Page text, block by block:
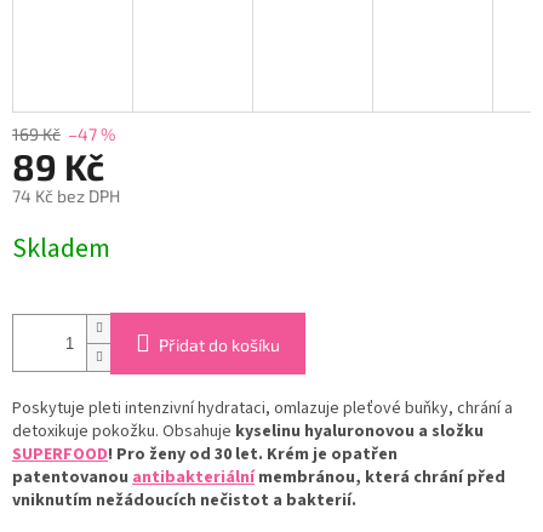
169 Kč –47 %
89 Kč
74 Kč bez DPH
cena:
Skladem
Přidat do košíku
Poskytuje pleti intenzivní hydrataci, omlazuje pleťové buňky, chrání a
detoxikuje pokožku. Obsahuje kyselinu hyaluronovou a složku
SUPERFOOD! Pro ženy od 30 let. Krém je opatřen
patentovanou antibakteriálnímembránou, která chrání před
vniknutím nežádoucích nečistot a bakterií.